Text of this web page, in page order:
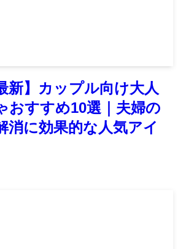
新】カップル向け大人
おすすめ10選｜夫婦の
消に効果的な人気アイ